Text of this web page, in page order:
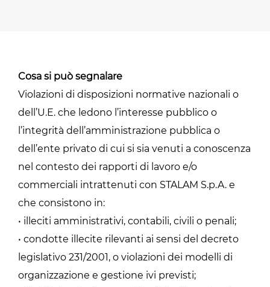
Cosa si può segnalare
Violazioni di disposizioni normative nazionali o
dell’U.E. che ledono l’interesse pubblico o
l’integrità dell’amministrazione pubblica o
dell’ente privato di cui si sia venuti a conoscenza
nel contesto dei rapporti di lavoro e/o
commerciali intrattenuti con STALAM S.p.A. e
che consistono in:
• illeciti amministrativi, contabili, civili o penali;
• condotte illecite rilevanti ai sensi del decreto
legislativo 231/2001, o violazioni dei modelli di
organizzazione e gestione ivi previsti;